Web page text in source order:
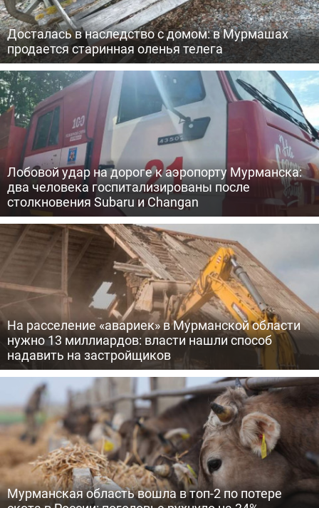
Досталась в наследство с домом: в Мурмашах
продается старинная оленья телега
Лобовой удар на дороге к аэропорту Мурманска:
два человека госпитализированы после
столкновения Subaru и Changan
На расселение «авариек» в Мурманской области
нужно 13 миллиардов: власти нашли способ
надавить на застройщиков
Мурманская область вошла в топ-2 по потере